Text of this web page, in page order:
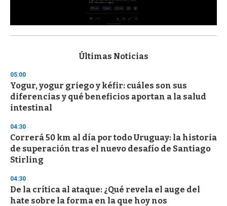
s
d
s
o
f
3
s
e
c
o
n
Últimas Noticias
05:00
Yogur, yogur griego y kéfir: cuáles son sus
diferencias y qué beneficios aportan a la salud
intestinal
04:30
Correrá 50 km al día por todo Uruguay: la historia
de superación tras el nuevo desafío de Santiago
Stirling
04:30
De la crítica al ataque: ¿Qué revela el auge del
hate sobre la forma en la que hoy nos